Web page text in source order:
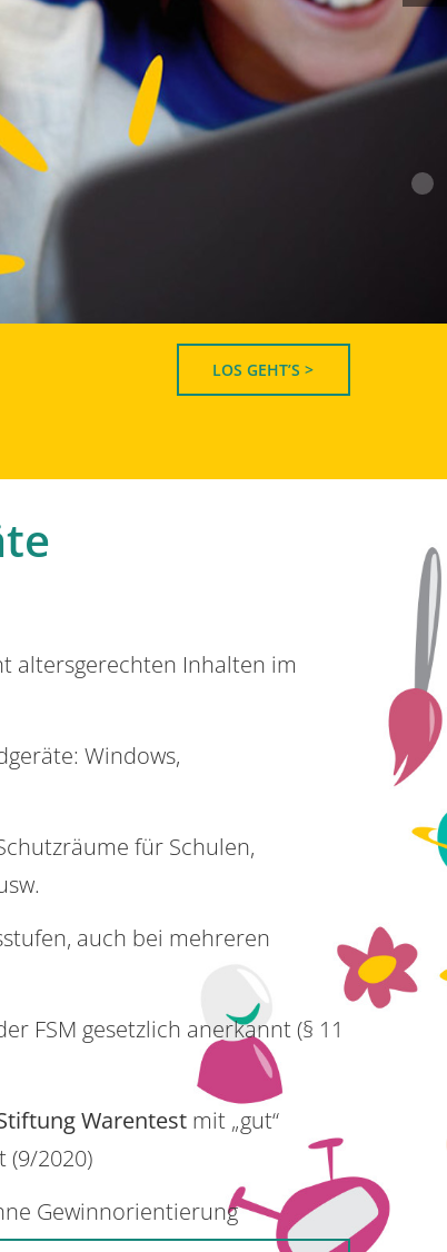
LOS GEHT’S >
altersgerechten Inhalten im
Windows,
für Schulen,
auch bei mehreren
FSM gesetzlich anerkannt (§ 11
Warentestmit „gut“
(9/2020)
Gewinnorientierung